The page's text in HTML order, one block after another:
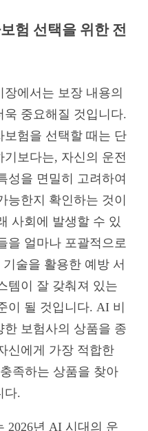
험 선택을 위한 전
에서는 보장 내용의
중요해질 것입니다.
보험을 선택할 때는 단
보다는, 자신의 운전
성을 면밀히 고려하여
능한지 확인하는 것이
사회에 발생할 수 있
을 얼마나 포괄적으로
술을 활용한 예방 서
템이 잘 갖춰져 있는
이 될 것입니다. AI 비
보험사의 상품을 종
신에게 가장 적합한
족하는 상품을 찾아
다.
2026년 AI 시대의 운